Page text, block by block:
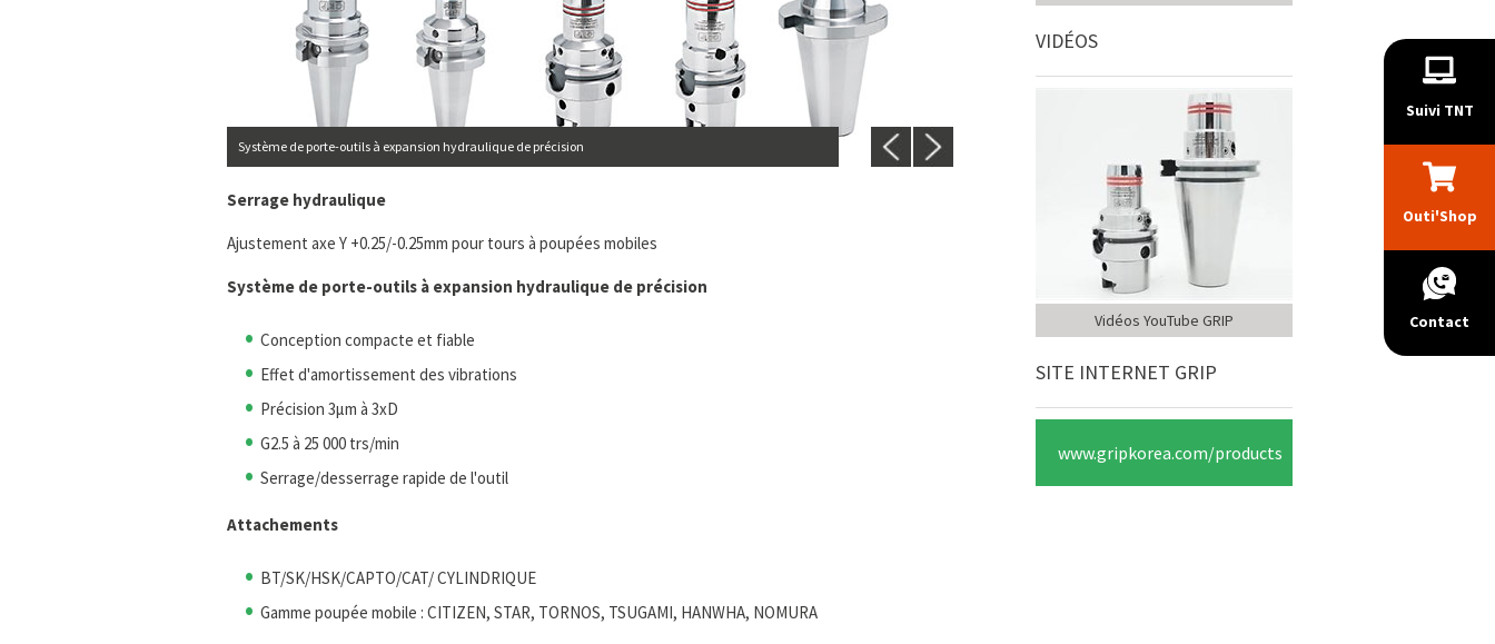
Système de porte-outils à expansion hydraulique de précision
Serrage hydraulique
Ajustement axe Y +0.25/-0.25mm pour tours à poupées mobiles
Système de porte-outils à expansion hydraulique de précision
Conception compacte et fiable
Effet d'amortissement des vibrations
Précision 3μm à 3xD
G2.5 à 25 000 trs/min
Serrage/desserrage rapide de l'outil
Attachements
BT/SK/HSK/CAPTO/CAT/ CYLINDRIQUE
Gamme poupée mobile : CITIZEN, STAR, TORNOS, TSUGAMI, HANWHA, NOMURA
VIDÉOS
Vidéos YouTube GRIP
SITE INTERNET GRIP
www.gripkorea.com/products
Suivi TNT
Outi'Shop
Contact